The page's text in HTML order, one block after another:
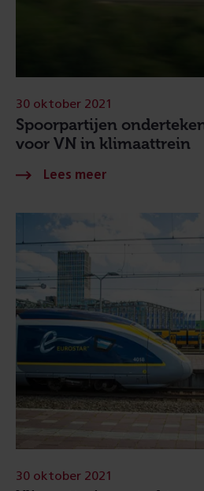
Spoorpartijen
voor VN in klimaattrein
30 oktober 2021
30 oktober 2021